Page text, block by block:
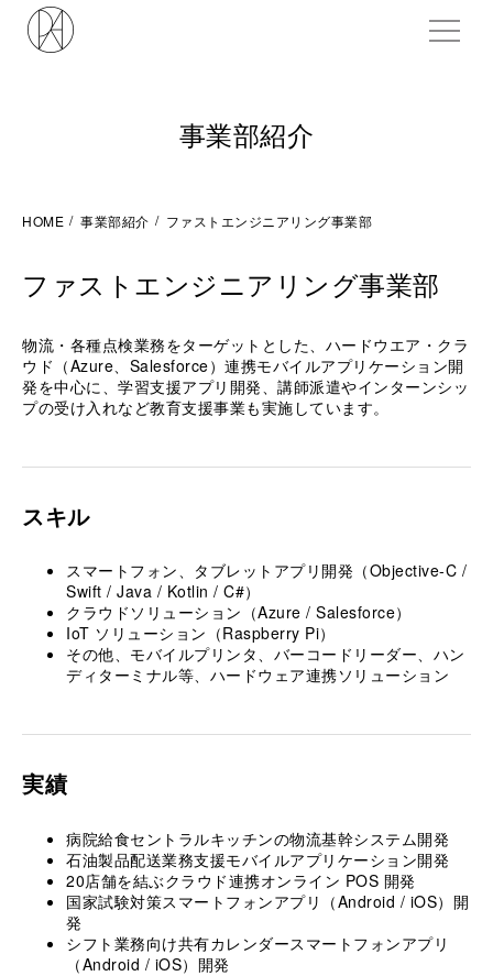
事業部紹介
HOME 事業部紹介 ファストエンジニアリング事業部
ファストエンジニアリング事業部
物流・各種点検業務をターゲットとした、ハードウエア・クラ
ウド（Azure、Salesforce）連携モバイルアプリケーション開
発を中心に、学習支援アプリ開発、講師派遣やインターンシッ
プの受け入れなど教育支援事業も実施しています。
スキル
スマートフォン、タブレットアプリ開発（Objective-C /
Swift / Java / Kotlin / C#）
クラウドソリューション（Azure / Salesforce）
IoT ソリューション（Raspberry Pi）
その他、モバイルプリンタ、バーコードリーダー、ハン
ディターミナル等、ハードウェア連携ソリューション
実績
病院給食セントラルキッチンの物流基幹システム開発
石油製品配送業務支援モバイルアプリケーション開発
20店舗を結ぶクラウド連携オンライン POS 開発
国家試験対策スマートフォンアプリ（Android / iOS）開
発
シフト業務向け共有カレンダースマートフォンアプリ
（Android / iOS）開発